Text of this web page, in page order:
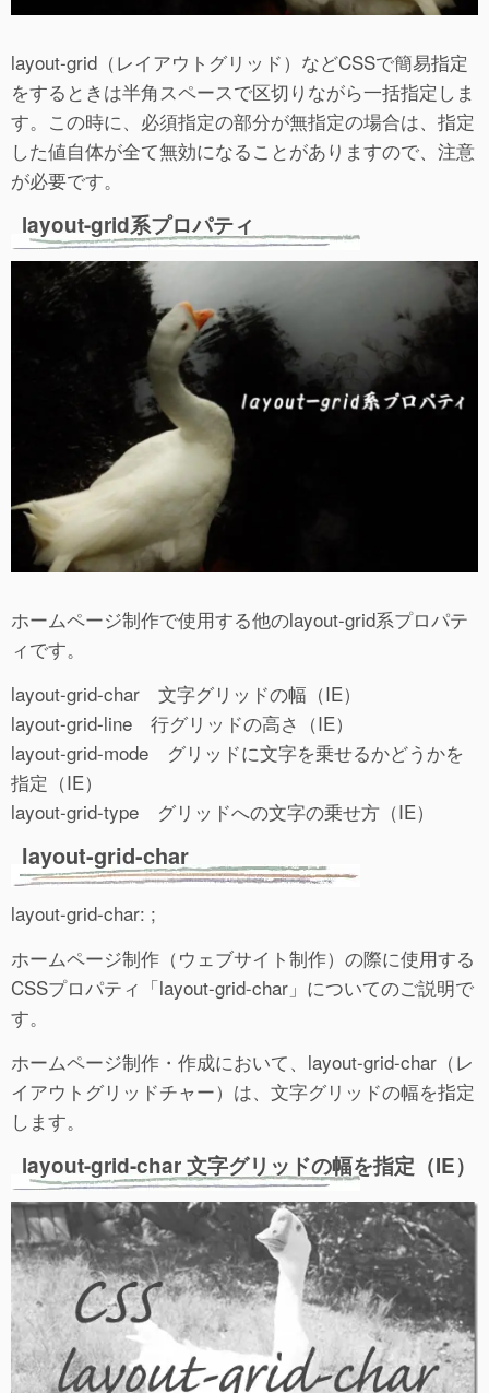
layout-grid（レイアウトグリッド）などCSSで簡易指定
をするときは半角スペースで区切りながら一括指定しま
す。この時に、必須指定の部分が無指定の場合は、指定
した値自体が全て無効になることがありますので、注意
が必要です。
layout-grid系プロパティ
ホームページ制作で使用する他のlayout-grid系プロパテ
ィです。
layout-grid-char 文字グリッドの幅（IE）
layout-grid-line 行グリッドの高さ（IE）
layout-grid-mode グリッドに文字を乗せるかどうかを
指定（IE）
layout-grid-type グリッドへの文字の乗せ方（IE）
layout-grid-char
layout-grid-char: ;
ホームページ制作（ウェブサイト制作）の際に使用する
CSSプロパティ「layout-grid-char」についてのご説明で
す。
ホームページ制作・作成において、layout-grid-char（レ
イアウトグリッドチャー）は、文字グリッドの幅を指定
します。
layout-grid-char 文字グリッドの幅を指定（IE）